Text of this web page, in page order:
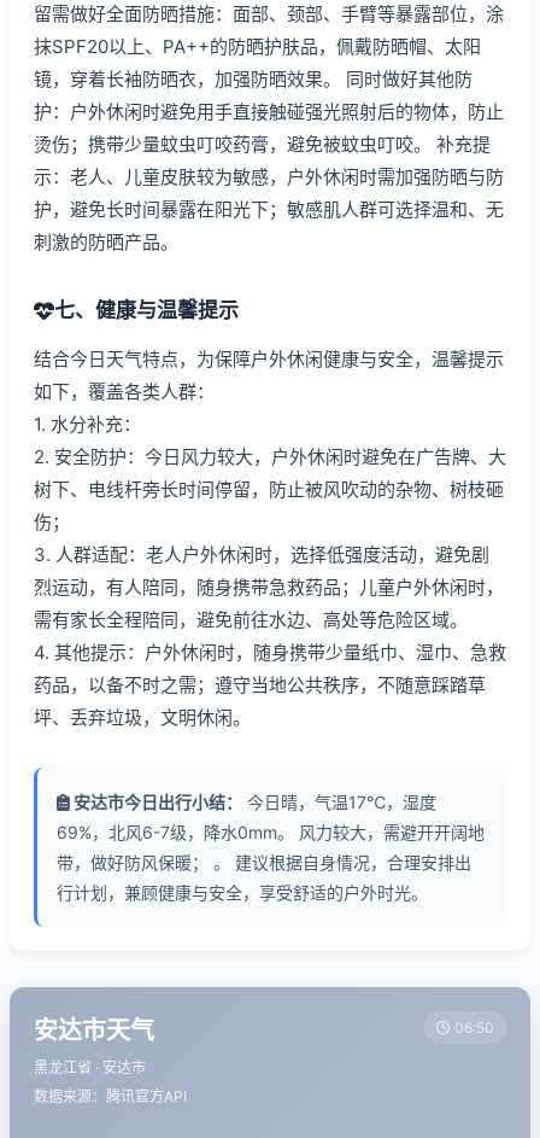
留需做好全面防晒措施：面部、颈部、手臂等暴露部位，涂
抹SPF20以上、PA++的防晒护肤品，佩戴防晒帽、太阳
镜，穿着长袖防晒衣，加强防晒效果。 同时做好其他防
护：户外休闲时避免用手直接触碰强光照射后的物体，防止
烫伤；携带少量蚊虫叮咬药膏，避免被蚊虫叮咬。 补充提
示：老人、儿童皮肤较为敏感，户外休闲时需加强防晒与防
护，避免长时间暴露在阳光下；敏感肌人群可选择温和、无
刺激的防晒产品。
七、健康与温馨提示
结合今日天气特点，为保障户外休闲健康与安全，温馨提示
如下，覆盖各类人群：
1. 水分补充：
2. 安全防护：今日风力较大，户外休闲时避免在广告牌、大
树下、电线杆旁长时间停留，防止被风吹动的杂物、树枝砸
伤；
3. 人群适配：老人户外休闲时，选择低强度活动，避免剧
烈运动，有人陪同，随身携带急救药品；儿童户外休闲时，
需有家长全程陪同，避免前往水边、高处等危险区域。
4. 其他提示：户外休闲时，随身携带少量纸巾、湿巾、急救
药品，以备不时之需；遵守当地公共秩序，不随意踩踏草
坪、丢弃垃圾，文明休闲。
安达市今日出行小结：
今日晴，气温17℃，湿度
69%，北风6-7级，降水0mm。 风力较大，需避开开阔地
带，做好防风保暖； 。 建议根据自身情况，合理安排出
行计划，兼顾健康与安全，享受舒适的户外时光。
安达市天气
黑龙江省 · 安达市
数据来源：腾讯官方API
06:50